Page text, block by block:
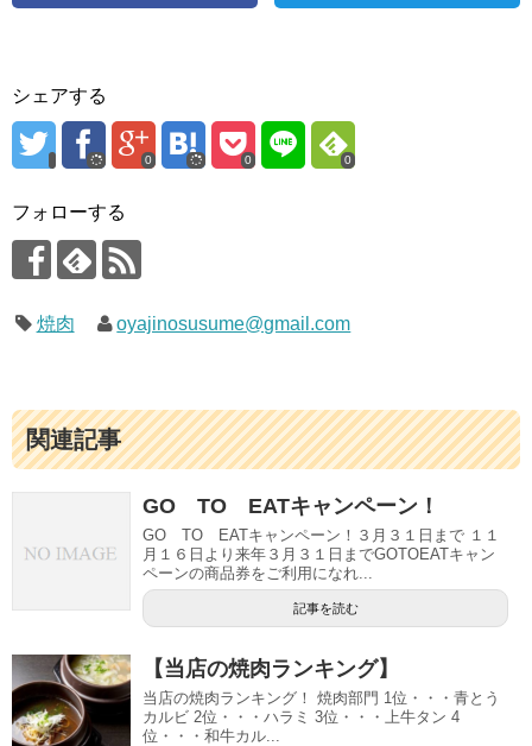
シェアする
0 0 0
フォローする
焼肉 oyajinosusume@gmail.com
関連記事
GO TO EATキャンペーン！
GO TO EATキャンペーン！３月３１日まで １１
月１６日より来年３月３１日までGOTOEATキャン
ペーンの商品券をご利用になれ...
記事を読む
【当店の焼肉ランキング】
当店の焼肉ランキング！ 焼肉部門 1位・・・青とう
カルビ 2位・・・ハラミ 3位・・・上牛タン 4
位・・・和牛カル...